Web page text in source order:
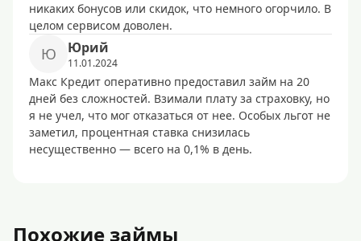
никаких бонусов или скидок, что немного огорчило. В
целом сервисом доволен.
Ю Юрий
11.01.2024
Макс Кредит оперативно предоставил займ на 20
дней без сложностей. Взимали плату за страховку, но
я не учел, что мог отказаться от нее. Особых льгот не
заметил, процентная ставка снизилась
несущественно — всего на 0,1% в день.
Похожие займы